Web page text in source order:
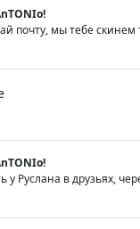
почту, мы тебе скинем
у Руслана в друзьях,